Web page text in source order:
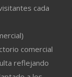
cada
comercial
reflejando